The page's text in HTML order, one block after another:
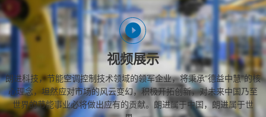
视频展示
朗进科技，节能空调控制技术领域的领军企业，将秉承“德益中慧”的核
心理念，坦然应对市场的风云变幻，积极开拓创新，对未来中国乃至
世界的节能事业必将做出应有的贡献。朗进属于中国，朗进属于世